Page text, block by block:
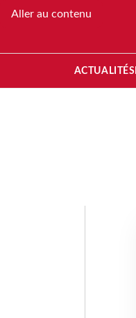
Aller au contenu
ACTUALITÉS